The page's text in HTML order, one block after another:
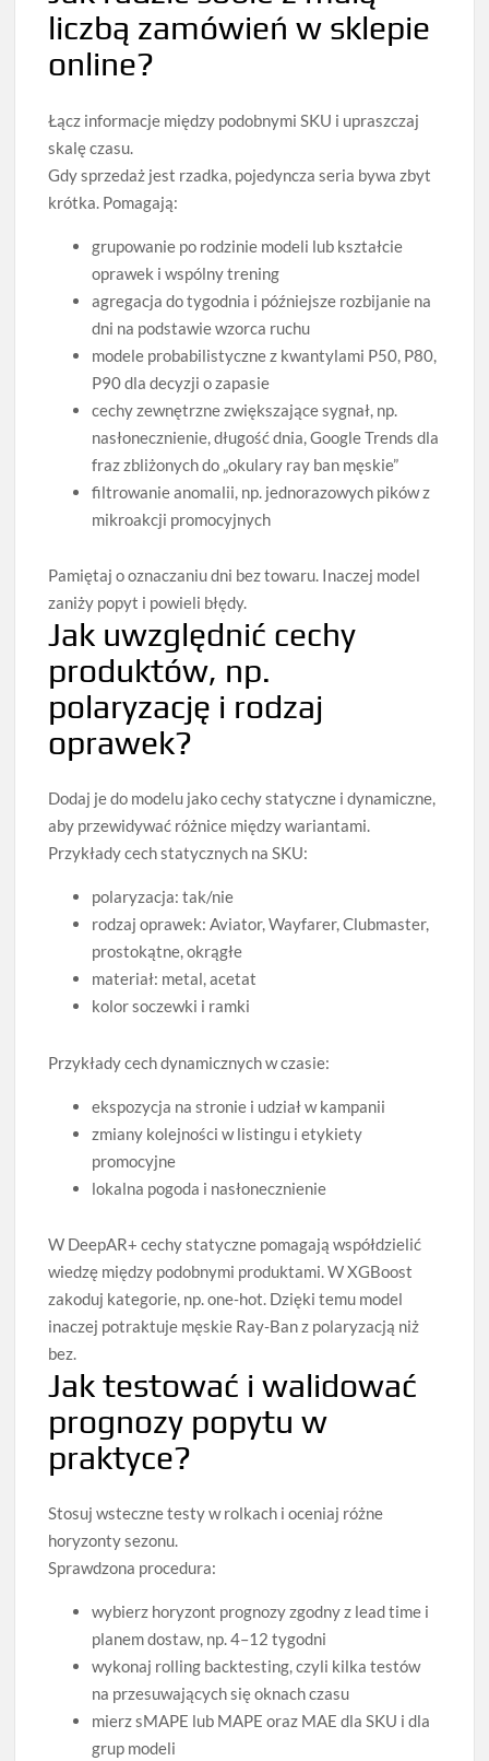
liczbą zamówień w sklepie
online?
Łącz informacje między podobnymi SKU i upraszczaj
skalę czasu.
Gdy sprzedaż jest rzadka, pojedyncza seria bywa zbyt
krótka. Pomagają:
grupowanie po rodzinie modeli lub kształcie
oprawek i wspólny trening
agregacja do tygodnia i późniejsze rozbijanie na
dni na podstawie wzorca ruchu
modele probabilistyczne z kwantylami P50, P80,
P90 dla decyzji o zapasie
cechy zewnętrzne zwiększające sygnał, np.
nasłonecznienie, długość dnia, Google Trends dla
fraz zbliżonych do „okulary ray ban męskie”
filtrowanie anomalii, np. jednorazowych pików z
mikroakcji promocyjnych
Pamiętaj o oznaczaniu dni bez towaru. Inaczej model
zaniży popyt i powieli błędy.
Jak uwzględnić cechy
produktów, np.
polaryzację i rodzaj
oprawek?
Dodaj je do modelu jako cechy statyczne i dynamiczne,
aby przewidywać różnice między wariantami.
Przykłady cech statycznych na SKU:
polaryzacja: tak/nie
rodzaj oprawek: Aviator, Wayfarer, Clubmaster,
prostokątne, okrągłe
materiał: metal, acetat
kolor soczewki i ramki
Przykłady cech dynamicznych w czasie:
ekspozycja na stronie i udział w kampanii
zmiany kolejności w listingu i etykiety
promocyjne
lokalna pogoda i nasłonecznienie
W DeepAR+ cechy statyczne pomagają współdzielić
wiedzę między podobnymi produktami. W XGBoost
zakoduj kategorie, np. one‑hot. Dzięki temu model
inaczej potraktuje męskie Ray‑Ban z polaryzacją niż
bez.
Jak testować i walidować
prognozy popytu w
praktyce?
Stosuj wsteczne testy w rolkach i oceniaj różne
horyzonty sezonu.
Sprawdzona procedura:
wybierz horyzont prognozy zgodny z lead time i
planem dostaw, np. 4–12 tygodni
wykonaj rolling backtesting, czyli kilka testów
na przesuwających się oknach czasu
mierz sMAPE lub MAPE oraz MAE dla SKU i dla
grup modeli